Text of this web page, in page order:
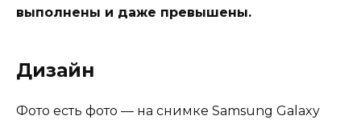
выполнены и даже превышены.
Дизайн
Фото есть фото — на снимке Samsung Galaxy